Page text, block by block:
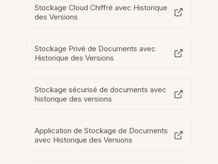
Stockage Cloud Chiffré avec Historique
des Versions
Stockage Privé de Documents avec
Historique des Versions
Stockage sécurisé de documents avec
historique des versions
Application de Stockage de Documents
avec Historique des Versions